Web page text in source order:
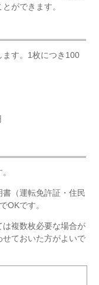
ができます。
ます。1枚につき100
（運転免許証・住民
OKです。
複数枚必要な場合が
ておいた方がよいで